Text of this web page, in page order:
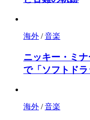
海外 /音楽
ニッキー・ミ
で「ソフトド
海外 /音楽